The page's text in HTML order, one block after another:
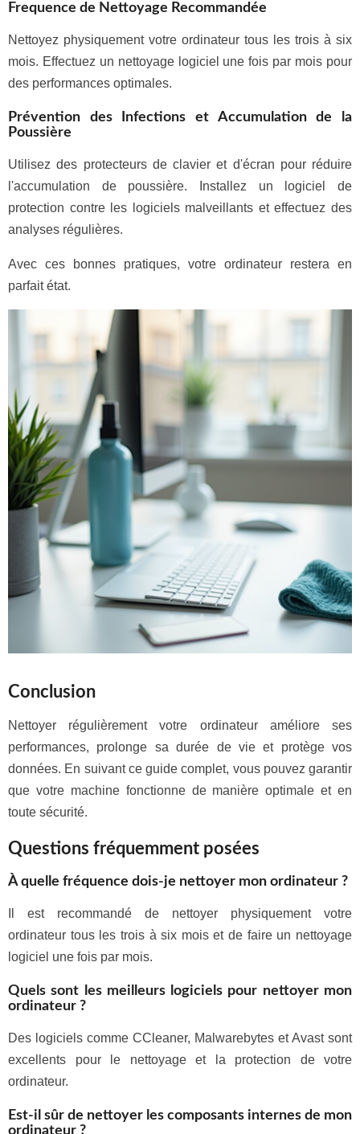
Frequence de Nettoyage Recommandée
Nettoyez physiquement votre ordinateur tous les trois à six
mois. Effectuez un nettoyage logiciel une fois par mois pour
des performances optimales.
Prévention des Infections et Accumulation de la
Poussière
Utilisez des protecteurs de clavier et d'écran pour réduire
l'accumulation de poussière. Installez un logiciel de
protection contre les logiciels malveillants et effectuez des
analyses régulières.
Avec ces bonnes pratiques, votre ordinateur restera en
parfait état.
Conclusion
Nettoyer régulièrement votre ordinateur améliore ses
performances, prolonge sa durée de vie et protège vos
données. En suivant ce guide complet, vous pouvez garantir
que votre machine fonctionne de manière optimale et en
toute sécurité.
Questions fréquemment posées
À quelle fréquence dois-je nettoyer mon ordinateur ?
Il est recommandé de nettoyer physiquement votre
ordinateur tous les trois à six mois et de faire un nettoyage
logiciel une fois par mois.
Quels sont les meilleurs logiciels pour nettoyer mon
ordinateur ?
Des logiciels comme CCleaner, Malwarebytes et Avast sont
excellents pour le nettoyage et la protection de votre
ordinateur.
Est-il sûr de nettoyer les composants internes de mon
ordinateur ?